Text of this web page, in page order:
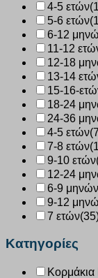
4-5 ετών
5-6 ετών
6-12
11-12
12-18
13-14
15-16-
18-24
24-36
4-5 ετών
7-8 ετών
9-10 ετών
12-24
6-9 μηνών
9-12
7 ετών
Κατηγορίες
Κορμάκια